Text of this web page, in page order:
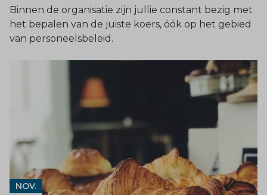
Binnen de organisatie zijn jullie constant bezig met
het bepalen van de juiste koers, óók op het gebied
van personeelsbeleid.
NOV.